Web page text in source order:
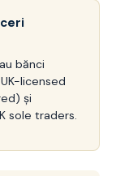
bănci
licensed
și
sole traders.